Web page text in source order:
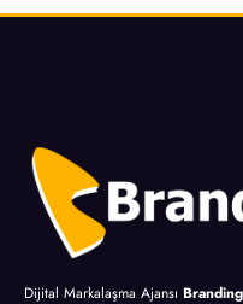
Dijital Markalaşma Ajansı